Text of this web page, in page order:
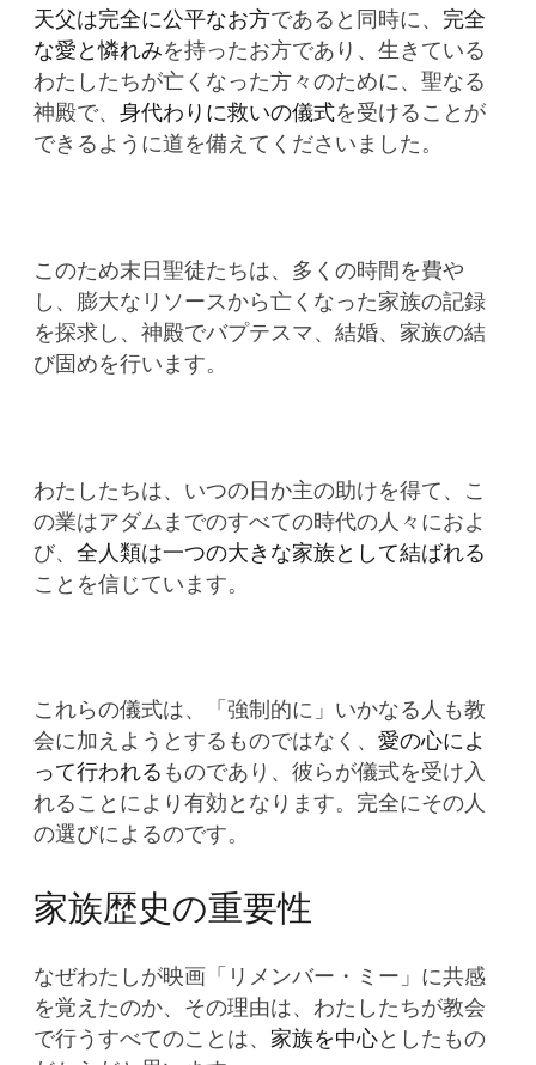
天父は完全に公平なお方であると同時に、 完全
な愛と憐れみを持ったお方であり、生きている
わたしたちが亡くなった方々のために、聖なる
神殿で、 身代わりに救いの儀式を受けることが
できるように道を備えてくださいました。
このため末日聖徒たちは、多くの時間を費や
し、膨大なリソースから亡くなった家族の記録
を探求し、神殿でバプテスマ、結婚、家族の結
び固めを行います。
わたしたちは、いつの日か主の助けを得て、こ
の業はアダムまでのすべての時代の人々におよ
び、 全人類は一つの大きな家族として結ばれる
ことを信じています。
これらの儀式は、「強制的に」いかなる人も教
会に加えようとするものではなく、 愛の心によ
って行われる ものであり、彼らが儀式を受け入
れることにより有効となります。完全にその人
の選びによるのです。
家族歴史の重要性
なぜわたしが映画「リメンバー・ミー」に共感
を覚えたのか、その理由は、わたしたちが教会
で行うすべてのことは、 家族を中心としたもの